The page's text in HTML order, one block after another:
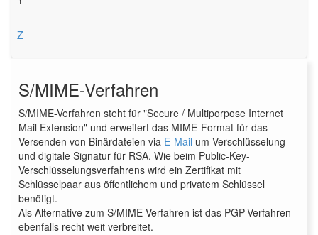
Z
S/MIME-Verfahren
S/MIME-Verfahren steht für "Secure / Multiporpose Internet
Mail Extension" und erweitert das MIME-Format für das
Versenden von Binärdateien via E-Mail um Verschlüsselung
und digitale Signatur für RSA. Wie beim Public-Key-
Verschlüsselungsverfahrens wird ein Zertifikat mit
Schlüsselpaar aus öffentlichem und privatem Schlüssel
benötigt.
Als Alternative zum S/MIME-Verfahren ist das PGP-Verfahren
ebenfalls recht weit verbreitet.